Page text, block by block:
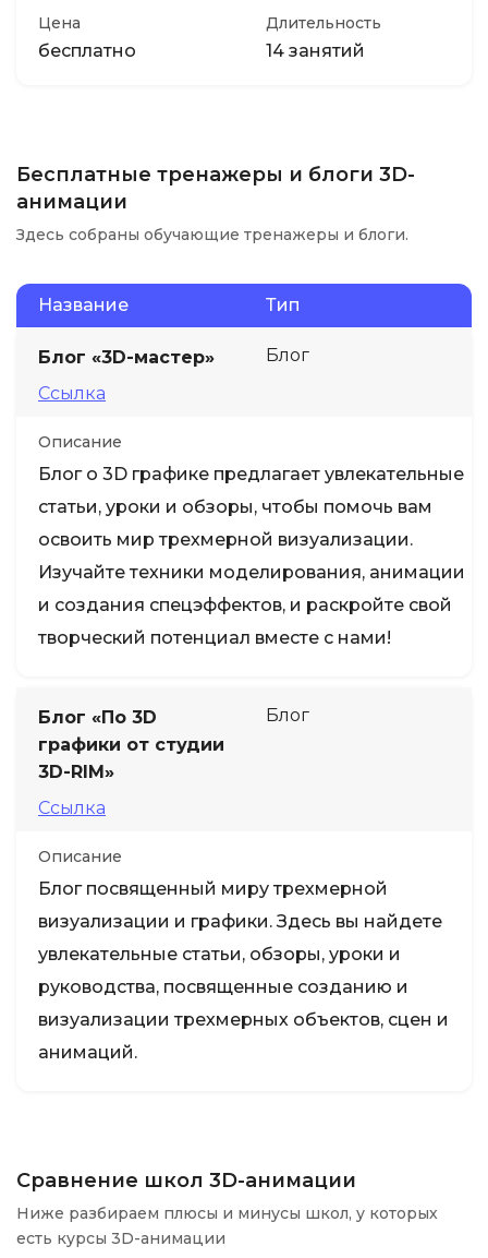
Цена
бесплатно
Длительность
14 занятий
Бесплатные тренажеры и блоги 3D-
анимации
Здесь собраны обучающие тренажеры и блоги.
Название Тип
Блог «3D-мастер»
Ссылка
Блог
Описание
Блог о 3D графике предлагает увлекательные
статьи, уроки и обзоры, чтобы помочь вам
освоить мир трехмерной визуализации.
Изучайте техники моделирования, анимации
и создания спецэффектов, и раскройте свой
творческий потенциал вместе с нами!
Блог «По 3D
графики от студии
3D-RIM»
Ссылка
Блог
Описание
Блог посвященный миру трехмерной
визуализации и графики. Здесь вы найдете
увлекательные статьи, обзоры, уроки и
руководства, посвященные созданию и
визуализации трехмерных объектов, сцен и
анимаций.
Сравнение школ 3D-анимации
Ниже разбираем плюсы и минусы школ, у которых
есть курсы 3D-анимации